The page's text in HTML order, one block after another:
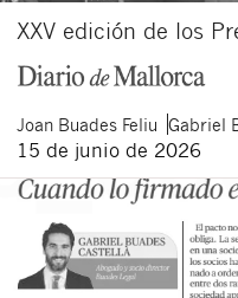
XXV edición de los
Joan Buades Feliu Gabriel
15 de junio de 2026